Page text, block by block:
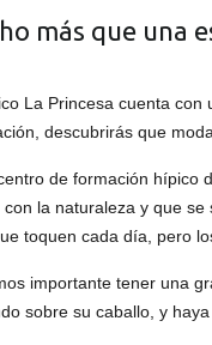
más que una
La Princesa cuenta
descubrirás que
de formación hípico
con la naturaleza y que
toquen cada día, pero
importante tener una
sobre su caballo, y